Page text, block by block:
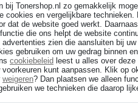
/ kunststof / 13 x 18 cm / zwart
bij Tonershop.nl zo gemakkelijk
cookies en vergelijkbare technieken.
dat de website goed werkt.
die ons helpt de website
advertenties zien die aansluiten bij
gebruiken om uw gedrag binnen
cookiebeleid leest u alles over
voorkeuren kunt aanpassen. Klik op
weigeren? Dan plaatsen we alleen
we technieken die daarop